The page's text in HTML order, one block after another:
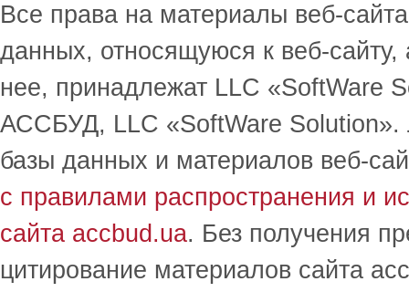
Все права на материалы веб-
данных, относящуюся к веб-
нее, принадлежат LLC
АССБУД, LLC «SoftWare Solution».
базы данных и материалов веб-
с правилами распространения и
сайта accbud.ua. Без получения
цитирование материалов сайта